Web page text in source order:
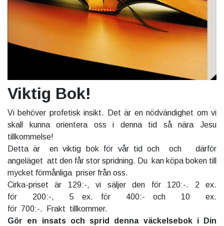
Viktig Bok!
Vi behöver profetisk insikt. Det är en nödvändighet om vi
skall kunna orientera oss i denna tid så nära Jesu
tillkommelse!
Detta är en viktig bok för vår tid och och därför
angeläget att den får stor spridning. Du kan köpa boken till
mycket förmånliga priser från oss.
Cirka-priset är 129:-, vi säljer den för 120:-. 2 ex.
för 200:-, 5 ex. för 400:- och 10 ex.
för 700:-. Frakt tillkommer.
Gör en insats och sprid denna väckelsebok i Din